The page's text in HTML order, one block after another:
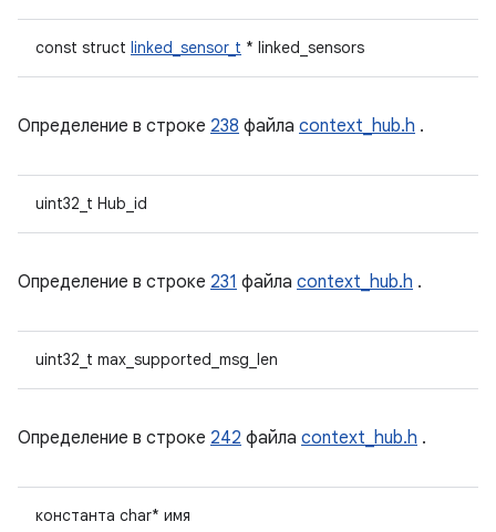
const struct linked_sensor_t * linked_sensors
Определение в строке 238 файла context_hub.h .
uint32_t Hub_id
Определение в строке 231 файла context_hub.h .
uint32_t max_supported_msg_len
Определение в строке 242 файла context_hub.h .
константа char* имя